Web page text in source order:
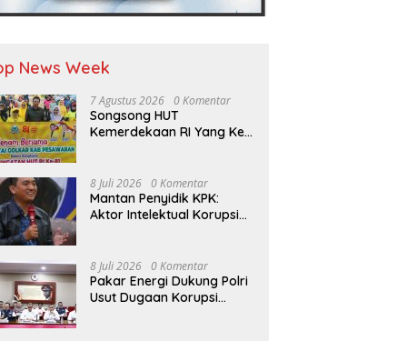
News Week
7 Agustus 2026 0 Komentar
Songsong HUT
Kemerdekaan RI Yang Ke-
“Senam Bersama Golkar”
8 Juli 2026 0 Komentar
Mantan Penyidik KPK:
Aktor Intelektual Korupsi
Ditangkap
8 Juli 2026 0 Komentar
Pakar Energi Dukung Polri
Usut Dugaan Korupsi